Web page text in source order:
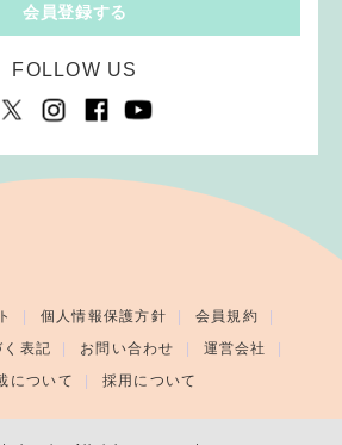
会員登録する
FOLLOW US
個人情報保護方針
会員規約
表記
お問い合わせ
運営会社
について
採用について